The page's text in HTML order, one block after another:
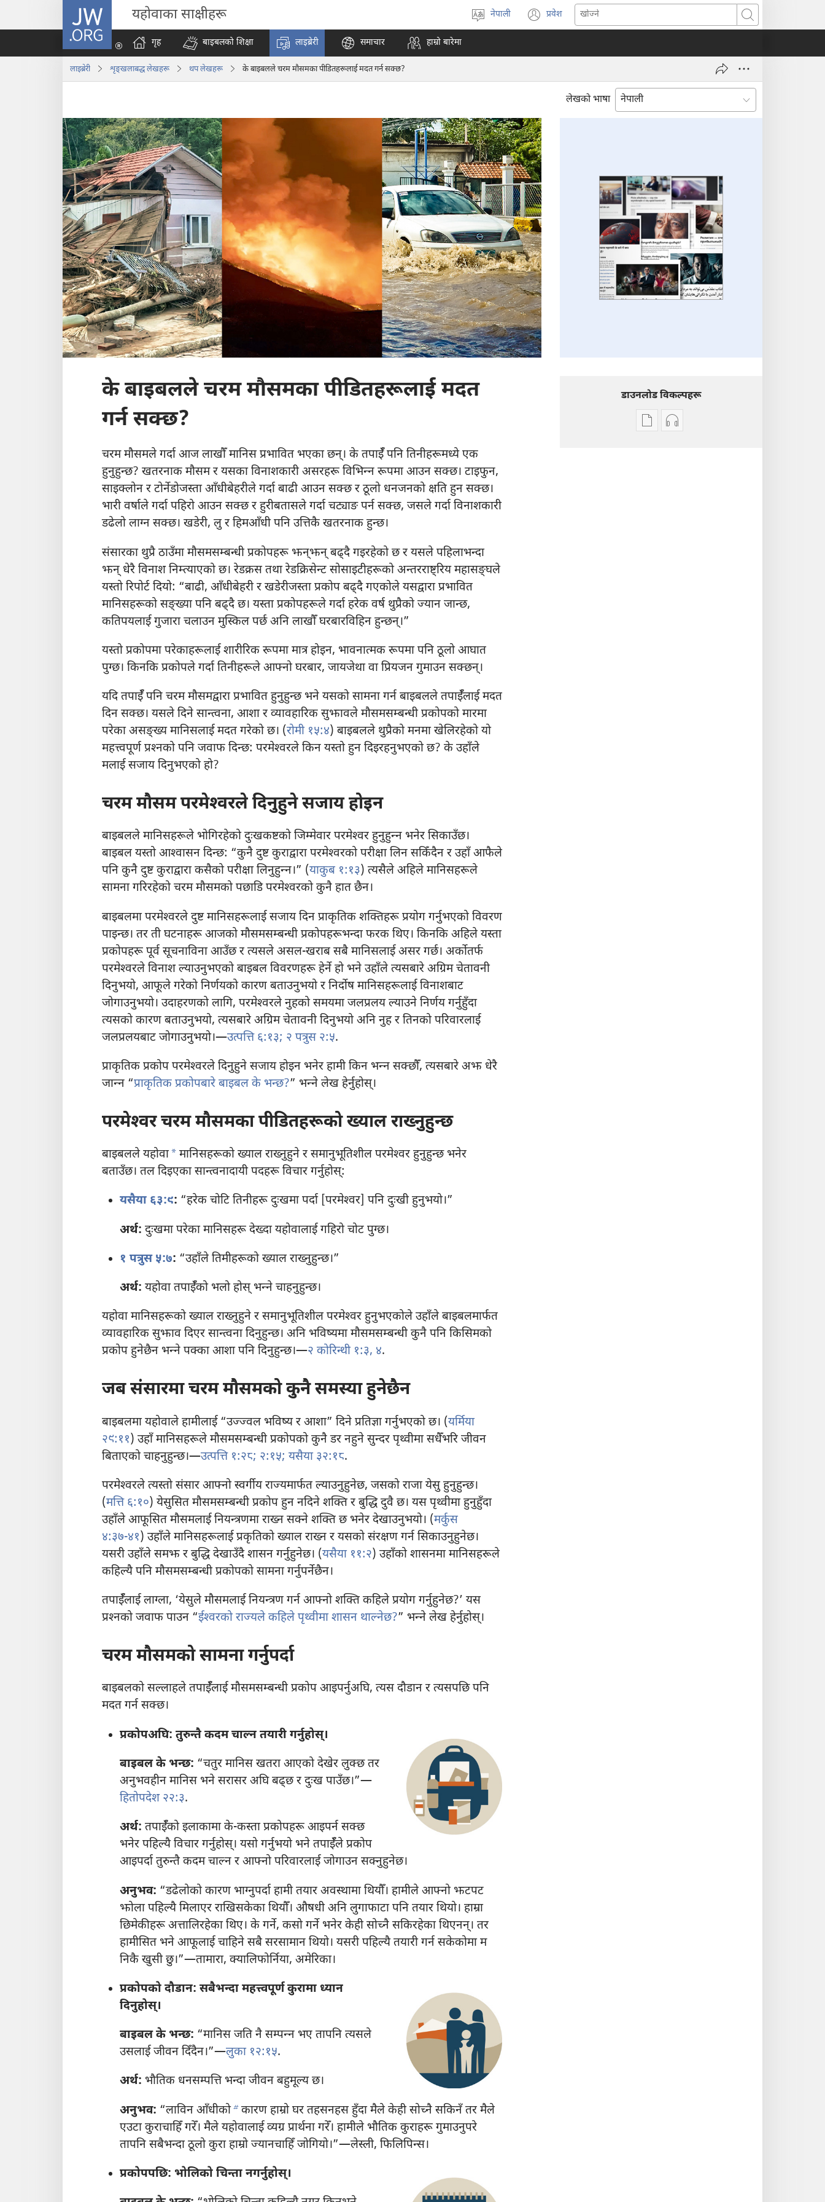
JW.ORG यहोवाका साक्षीहरू
रोज्ने
नेपाली प्रवेश
अर्को
नयाँ
खुल्नेछ)
खोज्ने
गृह बाइबलको शिक्षा लाइब्रेरी समाचार हाम्रो बारेमा
लाइब्रेरी शृङ्‌खलाबद्ध लेखहरू थप लेखहरू के बाइबलले चरम मौसमका पीडितहरूलाई मदत गर्न सक्छ?
लेखको भाषा
के बाइबलले चरम मौसमका पीडितहरूलाई मदत
गर्न सक्छ?
चरम मौसमले गर्दा आज लाखौँ मानिस प्रभावित भएका छन्‌। के तपाईँ पनि तिनीहरूमध्ये एक
हुनुहुन्छ? खतरनाक मौसम र यसका विनाशकारी असरहरू विभिन्‍न रूपमा आउन सक्छ। टाइफुन,
साइक्लोन र टोर्नेडोजस्ता आँधीबेहरीले गर्दा बाढी आउन सक्छ र ठूलो धनजनको क्षति हुन सक्छ।
भारी वर्षाले गर्दा पहिरो आउन सक्छ र हुरीबतासले गर्दा चट्याङ पर्न सक्छ, जसले गर्दा विनाशकारी
डढेलो लाग्न सक्छ। खडेरी, लु र हिमआँधी पनि उत्तिकै खतरनाक हुन्छ।
संसारका थुप्रै ठाउँमा मौसमसम्बन्धी प्रकोपहरू झन्‌झन्‌ बढ्‌दै गइरहेको छ र यसले पहिलाभन्दा
झन्‌ धेरै विनाश निम्त्याएको छ। रेडक्रस तथा रेडक्रिसेन्ट सोसाइटीहरूको अन्तरराष्ट्रिय महासङ्‌घले
यस्तो रिपोर्ट दियो: “बाढी, आँधीबेहरी र खडेरीजस्ता प्रकोप बढ्‌दै गएकोले यसद्वारा प्रभावित
मानिसहरूको सङ्‌ख्या पनि बढ्‌दै छ। यस्ता प्रकोपहरूले गर्दा हरेक वर्ष थुप्रैको ज्यान जान्छ,
कतिपयलाई गुजारा चलाउन मुस्किल पर्छ अनि लाखौँ घरबारविहिन हुन्छन्‌।”
यस्तो प्रकोपमा परेकाहरूलाई शारीरिक रूपमा मात्र होइन, भावनात्मक रूपमा पनि ठूलो आघात
पुग्छ। किनकि प्रकोपले गर्दा तिनीहरूले आफ्नो घरबार, जायजेथा वा प्रियजन गुमाउन सक्छन्‌।
यदि तपाईँ पनि चरम मौसमद्वारा प्रभावित हुनुहुन्छ भने यसको सामना गर्न बाइबलले तपाईँलाई मदत
दिन सक्छ। यसले दिने सान्त्वना, आशा र व्यावहारिक सुझावले मौसमसम्बन्धी प्रकोपको मारमा
परेका असङ्‌ख्य मानिसलाई मदत गरेको छ। (रोमी १५:४) बाइबलले थुप्रैको मनमा खेलिरहेको यो
महत्त्वपूर्ण प्रश्‍नको पनि जवाफ दिन्छ: परमेश्‍वरले किन यस्तो हुन दिइरहनुभएको छ? के उहाँले
मलाई सजाय दिनुभएको हो?
चरम मौसम परमेश्‍वरले दिनुहुने सजाय होइन
बाइबलले मानिसहरूले भोगिरहेको दुःखकष्टको जिम्मेवार परमेश्‍वर हुनुहुन्‍न भनेर सिकाउँछ।
बाइबल यस्तो आश्‍वासन दिन्छ: “कुनै दुष्ट कुराद्वारा परमेश्‍वरको परीक्षा लिन सकिँदैन र उहाँ आफैले
पनि कुनै दुष्ट कुराद्वारा कसैको परीक्षा लिनुहुन्‍न।” (याकुब १:१३) त्यसैले अहिले मानिसहरूले
सामना गरिरहेको चरम मौसमको पछाडि परमेश्‍वरको कुनै हात छैन।
बाइबलमा परमेश्‍वरले दुष्ट मानिसहरूलाई सजाय दिन प्राकृतिक शक्‍तिहरू प्रयोग गर्नुभएको विवरण
पाइन्छ। तर ती घटनाहरू आजको मौसमसम्बन्धी प्रकोपहरूभन्दा फरक थिए। किनकि अहिले यस्ता
प्रकोपहरू पूर्व सूचनाविना आउँछ र त्यसले असल-खराब सबै मानिसलाई असर गर्छ। अर्कोतर्फ
परमेश्‍वरले विनाश ल्याउनुभएको बाइबल विवरणहरू हेर्ने हो भने उहाँले त्यसबारे अग्रिम चेतावनी
दिनुभयो, आफूले गरेको निर्णयको कारण बताउनुभयो र निर्दोष मानिसहरूलाई विनाशबाट
जोगाउनुभयो। उदाहरणको लागि, परमेश्‍वरले नुहको समयमा जलप्रलय ल्याउने निर्णय गर्नुहुँदा
त्यसको कारण बताउनुभयो, त्यसबारे अग्रिम चेतावनी दिनुभयो अनि नुह र तिनको परिवारलाई
जलप्रलयबाट जोगाउनुभयो।—उत्पत्ति ६:१३; २ पत्रुस २:५.
प्राकृतिक प्रकोप परमेश्‍वरले दिनुहुने सजाय होइन भनेर हामी किन भन्‍न सक्छौँ, त्यसबारे अझ धेरै
जान्‍न “प्राकृतिक प्रकोपबारे बाइबल के भन्छ?” भन्‍ने लेख हेर्नुहोस्‌।
परमेश्‍वर चरम मौसमका पीडितहरूको ख्याल राख्नुहुन्छ
बाइबलले यहोवाa मानिसहरूको ख्याल राख्नुहुने र समानुभूतिशील परमेश्‍वर हुनुहुन्छ भनेर
बताउँछ। तल दिइएका सान्त्वनादायी पदहरू विचार गर्नुहोस्‌:
यसैया ६३:९: “हरेक चोटि तिनीहरू दुःखमा पर्दा [परमेश्‍वर] पनि दुःखी हुनुभयो।”
अर्थ: दुःखमा परेका मानिसहरू देख्दा यहोवालाई गहिरो चोट पुग्छ।
१ पत्रुस ५:७: “उहाँले तिमीहरूको ख्याल राख्नुहुन्छ।”
अर्थ: यहोवा तपाईँको भलो होस्‌ भन्‍ने चाहनुहुन्छ।
यहोवा मानिसहरूको ख्याल राख्नुहुने र समानुभूतिशील परमेश्‍वर हुनुभएकोले उहाँले बाइबलमार्फत
व्यावहारिक सुझाव दिएर सान्त्वना दिनुहुन्छ। अनि भविष्यमा मौसमसम्बन्धी कुनै पनि किसिमको
प्रकोप हुनेछैन भन्‍ने पक्का आशा पनि दिनुहुन्छ।—२ कोरिन्थी १:३, ४.
जब संसारमा चरम मौसमको कुनै समस्या हुनेछैन
बाइबलमा यहोवाले हामीलाई “उज्ज्वल भविष्य र आशा” दिने प्रतिज्ञा गर्नुभएको छ। (यर्मिया
२९:११) उहाँ मानिसहरूले मौसमसम्बन्धी प्रकोपको कुनै डर नहुने सुन्दर पृथ्वीमा सधैँभरि जीवन
बिताएको चाहनुहुन्छ।—उत्पत्ति १:२८; २:१५; यसैया ३२:१८.
परमेश्‍वरले त्यस्तो संसार आफ्नो स्वर्गीय राज्यमार्फत ल्याउनुहुनेछ, जसको राजा येसु हुनुहुन्छ।
(मत्ति ६:१०) येसुसित मौसमसम्बन्धी प्रकोप हुन नदिने शक्‍ति र बुद्धि दुवै छ। यस पृथ्वीमा हुनुहुँदा
उहाँले आफूसित मौसमलाई नियन्त्रणमा राख्न सक्ने शक्‍ति छ भनेर देखाउनुभयो। (मर्कुस
४:३७-४१) उहाँले मानिसहरूलाई प्रकृतिको ख्याल राख्न र यसको संरक्षण गर्न सिकाउनुहुनेछ।
यसरी उहाँले समझ र बुद्धि देखाउँदै शासन गर्नुहुनेछ। (यसैया ११:२) उहाँको शासनमा मानिसहरूले
कहिल्यै पनि मौसमसम्बन्धी प्रकोपको सामना गर्नुपर्नेछैन।
तपाईँलाई लाग्ला, ‘येसुले मौसमलाई नियन्त्रण गर्न आफ्नो शक्‍ति कहिले प्रयोग गर्नुहुनेछ?’ यस
प्रश्‍नको जवाफ पाउन “ईश्‍वरको राज्यले कहिले पृथ्वीमा शासन थाल्नेछ?” भन्‍ने लेख हेर्नुहोस्‌।
चरम मौसमको सामना गर्नुपर्दा
बाइबलको सल्लाहले तपाईँलाई मौसमसम्बन्धी प्रकोप आइपर्नुअघि, त्यस दौडान र त्यसपछि पनि
मदत गर्न सक्छ।
प्रकोपअघि: तुरुन्तै कदम चाल्न तयारी गर्नुहोस्‌।
बाइबल के भन्छ: “चतुर मानिस खतरा आएको देखेर लुक्छ तर
अनुभवहीन मानिस भने सरासर अघि बढ्‌छ र दुःख पाउँछ।”—
हितोपदेश २२:३.
अर्थ: तपाईँको इलाकामा के-कस्ता प्रकोपहरू आइपर्न सक्छ
भनेर पहिल्यै विचार गर्नुहोस्‌। यसो गर्नुभयो भने तपाईँले प्रकोप
आइपर्दा तुरुन्तै कदम चाल्न र आफ्नो परिवारलाई जोगाउन सक्नुहुनेछ।
अनुभव: “डढेलोको कारण भाग्नुपर्दा हामी तयार अवस्थामा थियौँ। हामीले आफ्नो झटपट
झोला पहिल्यै मिलाएर राखिसकेका थियौँ। औषधी अनि लुगाफाटा पनि तयार थियो। हाम्रा
छिमेकीहरू अत्तालिरहेका थिए। के गर्ने, कसो गर्ने भनेर केही सोच्नै सकिरहेका थिएनन्‌। तर
हामीसित भने आफूलाई चाहिने सबै सरसामान थियो। यसरी पहिल्यै तयारी गर्न सकेकोमा म
निकै खुसी छु।”—तामारा, क्यालिफोर्निया, अमेरिका।
प्रकोपको दौडान: सबैभन्दा महत्त्वपूर्ण कुरामा ध्यान
दिनुहोस्‌।
बाइबल के भन्छ: “मानिस जति नै सम्पन्‍न भए तापनि त्यसले
उसलाई जीवन दिँदैन।”—लुका १२:१५.
अर्थ: भौतिक धनसम्पत्ति भन्दा जीवन बहुमूल्य छ।
अनुभव: “लाविन आँधीकोbकारण हाम्रो घर तहसनहस हुँदा मैले केही सोच्नै सकिनँ तर मैले
एउटा कुराचाहिँ गरेँ। मैले यहोवालाई व्यग्र प्रार्थना गरेँ। हामीले भौतिक कुराहरू गुमाउनुपरे
तापनि सबैभन्दा ठूलो कुरा हाम्रो ज्यानचाहिँ जोगियो।”—लेस्ली, फिलिपिन्स।
प्रकोपपछि: भोलिको चिन्ता नगर्नुहोस्‌।
डाउनलोड विकल्पहरू
प्रकाशन अडियो